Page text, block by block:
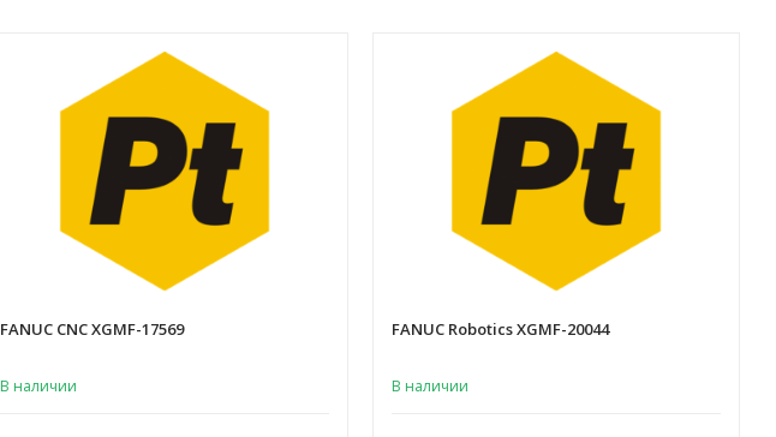
FANUC CNC XGMF-17569
В наличии
FANUC Robotics XGMF-20044
В наличии